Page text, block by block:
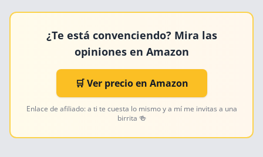
¿Te está convenciendo? Mira las
opiniones en Amazon
🛒 Ver precio en Amazon
Enlace de afiliado: a ti te cuesta lo mismo y a mí me invitas a una
birrita 🍻